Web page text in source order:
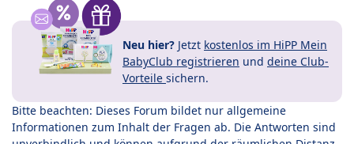
Neu hier? Jetzt kostenlos im HiPP Mein
BabyClub registrieren und deine Club-
Vorteile sichern.
Bitte beachten: Dieses Forum bildet nur allgemeine
Informationen zum Inhalt der Fragen ab. Die Antworten sind